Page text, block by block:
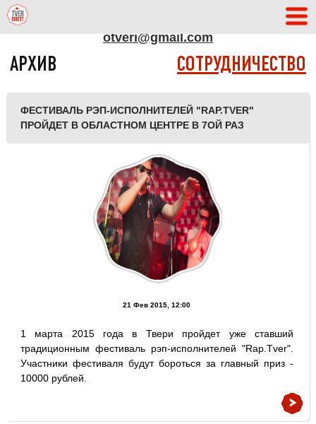
otveri@gmail.com
АРХИВ СОТРУДНИЧЕСТВО
ФЕСТИВАЛЬ РЭП-ИСПОЛНИТЕЛЕЙ "RAP.TVER"
ПРОЙДЕТ В ОБЛАСТНОМ ЦЕНТРЕ В 7ОЙ РАЗ
21 Фев 2015, 12:00
1 марта 2015 года в Твери пройдет уже ставший
традиционным фестиваль рэп-исполнителей "Rap.Tver".
Участники фестиваля будут бороться за главный приз -
10000 рублей.